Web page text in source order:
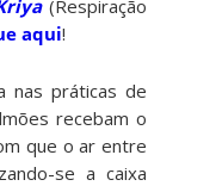
(Respiração
aqui!
nas práticas de
recebam o
que o ar entre
se a caixa